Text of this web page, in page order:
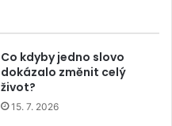
Co kdyby jedno slovo
dokázalo změnit celý
život?
15. 7. 2026